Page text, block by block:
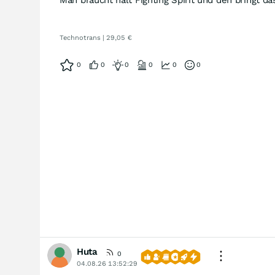
Technotrans | 29,05 €
0 0 0 0 0 0
Huta
0
04.08.26 13:52:29